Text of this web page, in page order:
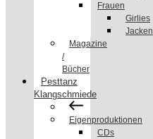
Frauen
Girlies
Jacken
Magazine
/
Bücher
Pesttanz
Klangschmiede
Eigenproduktionen
CDs